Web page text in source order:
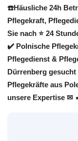
☎️Häusliche 24h
Pflegekraft,
Sie nach ⭐ 24
✔️ Polnische
Pflegedienst &
Dürrenberg
Pflegekräfte aus
unsere Expertise ✉